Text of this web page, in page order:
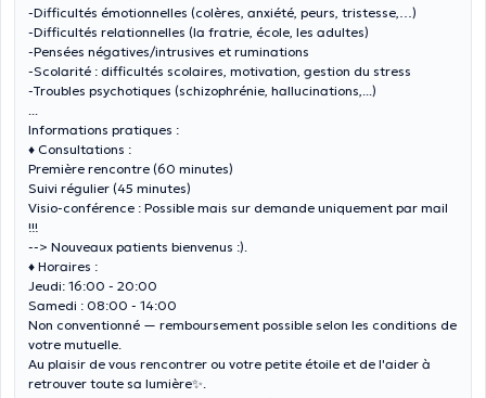
-Difficultés émotionnelles (colères, anxiété, peurs, tristesse,…)
-Difficultés relationnelles (la fratrie, école, les adultes)
-Pensées négatives/intrusives et ruminations
-Scolarité : difficultés scolaires, motivation, gestion du stress
-Troubles psychotiques (schizophrénie, hallucinations,...)
...
Informations pratiques :
♦ Consultations :
Première rencontre (60 minutes)
Suivi régulier (45 minutes)
Visio-conférence : Possible mais sur demande uniquement par mail
!!!
--> Nouveaux patients bienvenus :).
♦ Horaires :
Jeudi: 16:00 - 20:00
Samedi : 08:00 - 14:00
Non conventionné — remboursement possible selon les conditions de
votre mutuelle.
Au plaisir de vous rencontrer ou votre petite étoile et de l'aider à
retrouver toute sa lumière✨.